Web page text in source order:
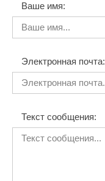
Ваше имя:
Электронная почта:
Текст сообщения: